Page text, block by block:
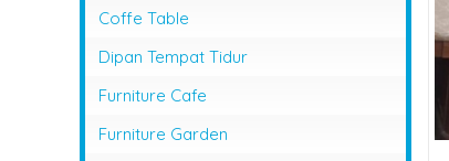
Coffe Table
Dipan Tempat Tidur
Furniture Cafe
Furniture Garden